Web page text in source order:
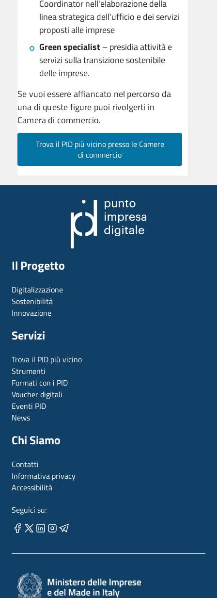
Coordinator nell'elaborazione della
linea strategica dell'ufficio e dei servizi
proposti alle imprese
Green specialist– presidia attività e
servizi sulla transizione sostenibile
delle imprese.
Se vuoi essere affiancato nel percorso da
una di queste figure puoi rivolgerti in
Camera di commercio.
Trova il PID più vicino presso le Camere
di commercio
Il Progetto
Digitalizzazione
Sostenibilità
Innovazione
Servizi
Trova il PID più vicino
Strumenti
Formati con i PID
Voucher digitali
Eventi PID
News
Chi Siamo
Contatti
Informativa privacy
Accessibilità
Seguici su: